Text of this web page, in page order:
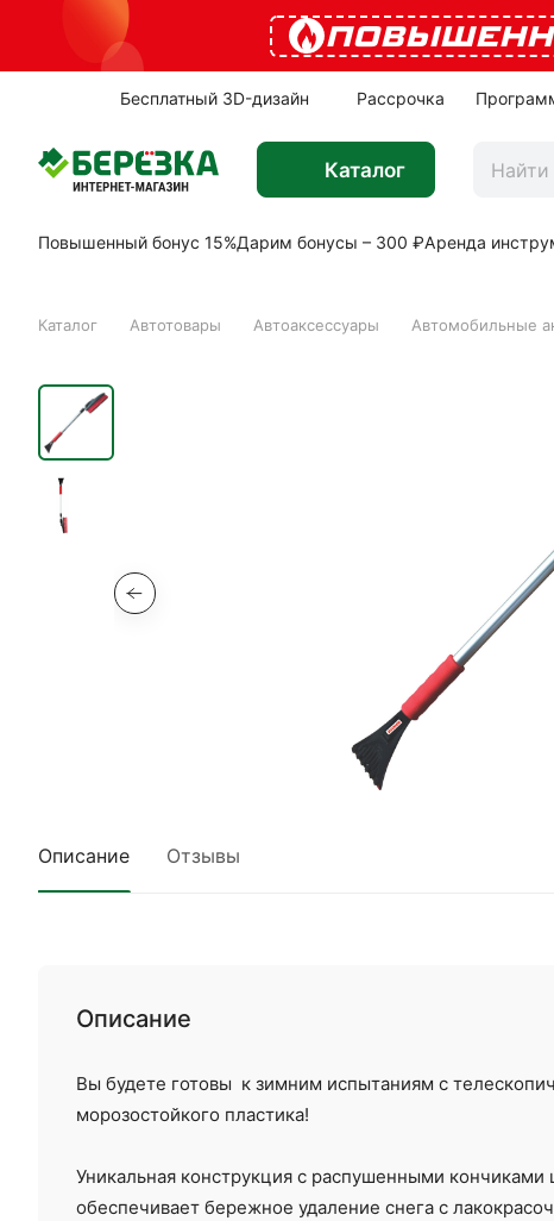
Бесплатный 3D-дизайн Рассрочка
Каталог
Повышенный бонус 15%Дарим бонусы – 300 ₽Аренда
Каталог Автотовары Автоаксессуары Автомобильные
Описание Отзывы
Описание
Вы будете готовы к зимним испытаниям с
морозостойкого пластика!
Уникальная конструкция с распушенными
обеспечивает бережное удаление снега с